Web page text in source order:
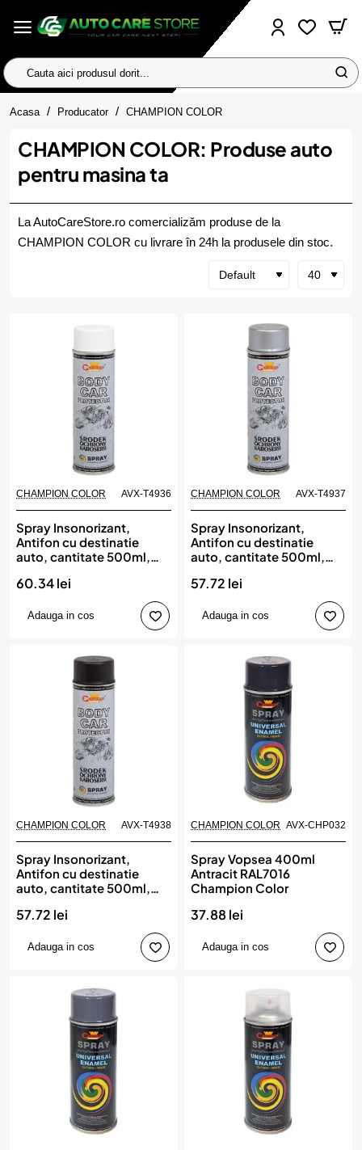
Cauta
aici
produsul
Acasa homeProducator CHAMPION COLOR
CHAMPION COLOR: Produse auto
pentru masina ta
La AutoCareStore.ro comercializăm produse de la
CHAMPION COLOR cu livrare în 24h la produsele din stoc.
CHAMPION COLOR AVX-T4936
Spray Insonorizant,
Antifon cu destinatie
auto, cantitate 500ml,
COLOR
60.34 lei
Adauga in cos
CHAMPION COLOR AVX-T4937
Spray Insonorizant,
Antifon cu destinatie
auto, cantitate 500ml,
COLOR
57.72 lei
Adauga in cos
CHAMPION COLOR AVX-T4938
Spray Insonorizant,
Antifon cu destinatie
auto, cantitate 500ml,
CHAMPION COLOR
57.72 lei
Adauga in cos
CHAMPION COLOR AVX-CHP032
Spray Vopsea 400ml
Antracit RAL7016
Champion Color
37.88 lei
Adauga in cos